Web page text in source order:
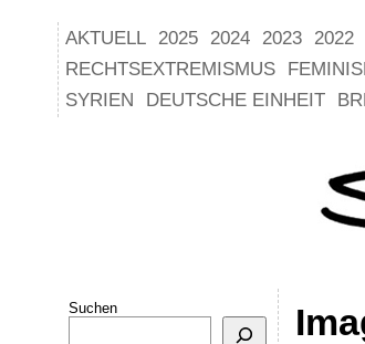
AKTUELL 2025 2024 2023 2022
RECHTSEXTREMISMUS
SYRIEN
DEUTSCHE EINHEIT
Suchen